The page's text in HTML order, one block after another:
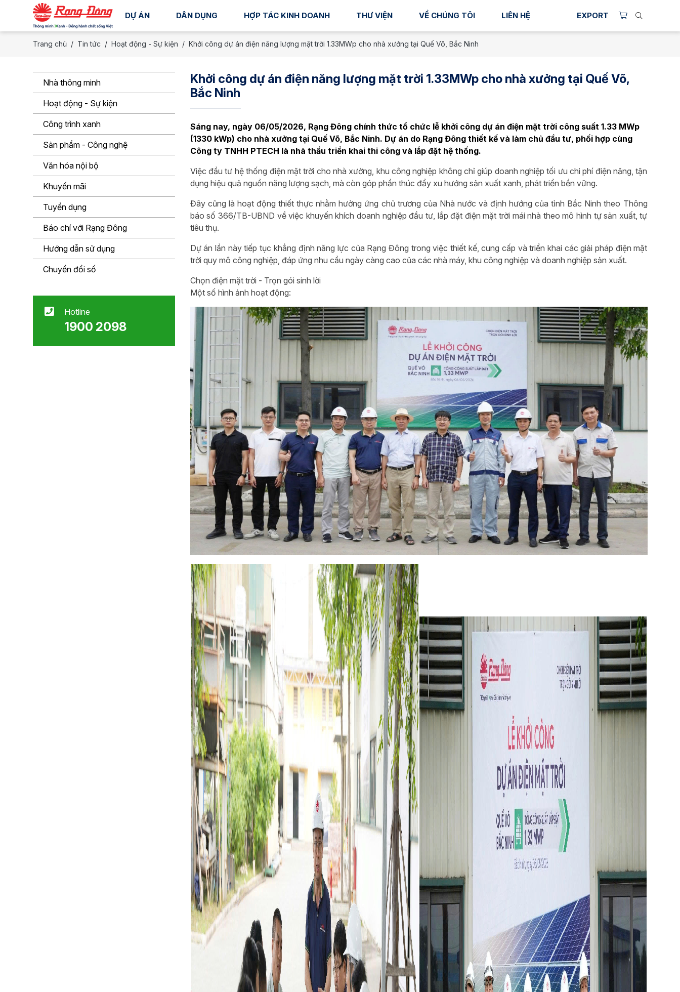
DỰ ÁN DÂN DỤNG HỢP TÁC KINH DOANH THƯ VIỆN VỀ CHÚNG TÔI LIÊN HỆ EXPORT
Trang chủ Tin tức Hoạt động - Sự kiện Khởi công dự án điện năng lượng mặt trời 1.33MWp cho nhà xưởng tại Quế Võ, Bắc Ninh
Khởi công dự án điện năng lượng mặt trời 1.33MWp cho nhà xưởng tại Quế Võ,
Bắc Ninh
Sáng nay, ngày 06/05/2026, Rạng Đông chính thức tổ chức lễ khởi công dự án điện mặt trời công suất 1.33 MWp
(1330 kWp) cho nhà xưởng tại Quế Võ, Bắc Ninh. Dự án do Rạng Đông thiết kế và làm chủ đầu tư, phối hợp cùng
Công ty TNHH PTECH là nhà thầu triển khai thi công và lắp đặt hệ thống.
Việc đầu tư hệ thống điện mặt trời cho nhà xưởng, khu công nghiệp không chỉ giúp doanh nghiệp tối ưu chi phí điện năng, tận
dụng hiệu quả nguồn năng lượng sạch, mà còn góp phần thúc đẩy xu hướng sản xuất xanh, phát triển bền vững.
Đây cũng là hoạt động thiết thực nhằm hưởng ứng chủ trương của Nhà nước và định hướng của tỉnh Bắc Ninh theo Thông
báo số 366/TB-UBND về việc khuyến khích doanh nghiệp đầu tư, lắp đặt điện mặt trời mái nhà theo mô hình tự sản xuất, tự
tiêu thụ.
Dự án lần này tiếp tục khẳng định năng lực của Rạng Đông trong việc thiết kế, cung cấp và triển khai các giải pháp điện mặt
trời quy mô công nghiệp, đáp ứng nhu cầu ngày càng cao của các nhà máy, khu công nghiệp và doanh nghiệp sản xuất.
Chọn điện mặt trời - Trọn gói sinh lời
Một số hình ảnh hoạt động:
Nhà thông minh
Hoạt động - Sự kiện
Công trình xanh
Sản phẩm - Công nghệ
Văn hóa nội bộ
Khuyến mãi
Tuyển dụng
Báo chí với Rạng Đông
Hướng dẫn sử dụng
Chuyển đổi số
Hotline
1900 2098